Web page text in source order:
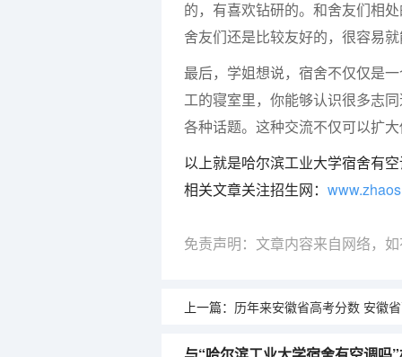
的，有喜欢钻研的。和舍友们相
舍友们还是比较友好的，很容易
最后，学姐想说，宿舍不仅仅是
工的寝室里，你能够认识很多志
各种话题。这种交流不仅可以扩
以上就是哈尔滨工业大学宿舍有
相关文章关注招生网：
免责声明：文章内容来自网络，
上一篇： 历年来安徽省高考分数 安徽省高